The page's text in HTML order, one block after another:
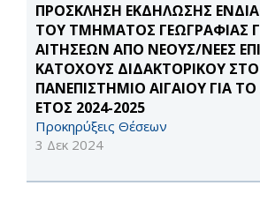
ΠΡΟΣΚΛΗΣΗ ΕΚΔΗΛΩΣΗΣ
ΤΟΥ ΤΜΗΜΑΤΟΣ ΓΕΩΓΡΑΦΙΑΣ
ΑΙΤΗΣΕΩΝ ΑΠΟ ΝΕΟΥΣ/ΝΕΕΣ
ΚΑΤΟΧΟΥΣ ΔΙΔΑΚΤΟΡΙΚΟΥ ΣΤΟ
ΠΑΝΕΠΙΣΤΗΜΙΟ ΑΙΓΑΙΟΥ ΓΙΑ
ΕΤΟΣ 2024-2025
Προκηρύξεις Θέσεων
3 Δεκ 2024